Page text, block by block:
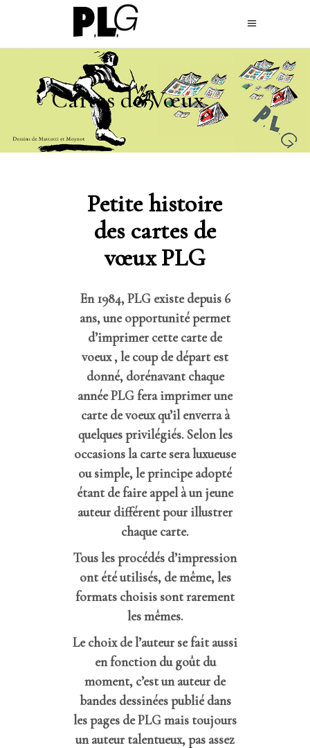
Cartes de Vœux
Petite histoire
des cartes de
vœux PLG
En 1984, PLG existe depuis 6
ans, une opportunité permet
d’imprimer cette carte de
voeux , le coup de départ est
donné, dorénavant chaque
année PLG fera imprimer une
carte de voeux qu’il enverra à
quelques privilégiés. Selon les
occasions la carte sera luxueuse
ou simple, le principe adopté
étant de faire appel à un jeune
auteur différent pour illustrer
chaque carte.
Tous les procédés d’impression
ont été utilisés, de même, les
formats choisis sont rarement
les mêmes.
Le choix de l’auteur se fait aussi
en fonction du goût du
moment, c’est un auteur de
bandes dessinées publié dans
les pages de PLG mais toujours
un auteur talentueux, pas assez